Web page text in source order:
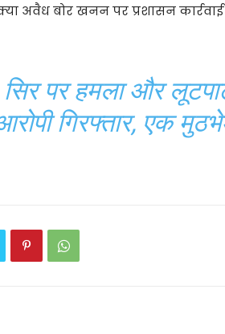
अवैध बोर खनन पर प्रशासन
पर हमला और
गिरफ्तार, एक